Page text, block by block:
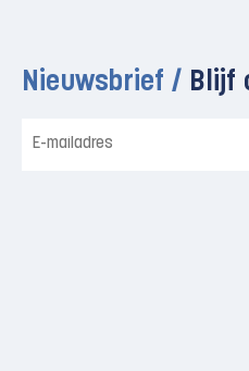
Nieuwsbrief / Blijf
mailadres